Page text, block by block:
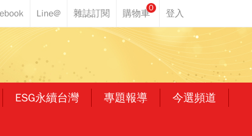
0
ESG永續台灣 專題報導 今選頻道